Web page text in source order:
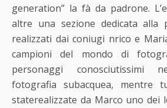
generation” la fà da padrone.
altre una sezione dedicata alla
realizzati dai coniugi nrico e
campioni del mondo di
personaggi conosciutissimi
fotografia subacquea, mentre
staterealizzate da Marco uno dei